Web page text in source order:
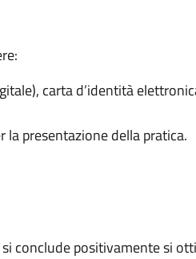
carta d’identità
presentazione della pratica.
conclude positivamente si